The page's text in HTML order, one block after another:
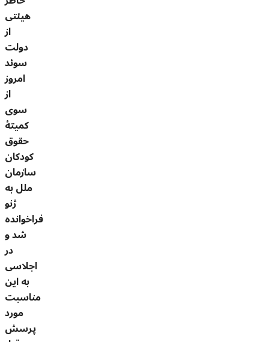
هیئتی
از
دولت
سوئد
امروز
از
سوی
کمیتۀ
حقوق
کودکان
سازمان
ملل به
ژنو
فراخوانده
شد و
در
اجلاسی
به این
مناسبت
مورد
پرسش